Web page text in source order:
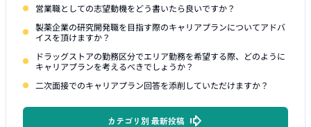
営業職としての志望動機をどう書いたら良いですか？
製薬企業の研究開発職を目指す際のキャリアプランについてアドバ
イスを頂けますか？
ドラッグストアの勤務区分でエリア勤務を希望する際、どのように
キャリアプランを考えるべきでしょうか？
二次面接でのキャリアプラン回答を添削していただけますか？
カテゴリ別 最新投稿